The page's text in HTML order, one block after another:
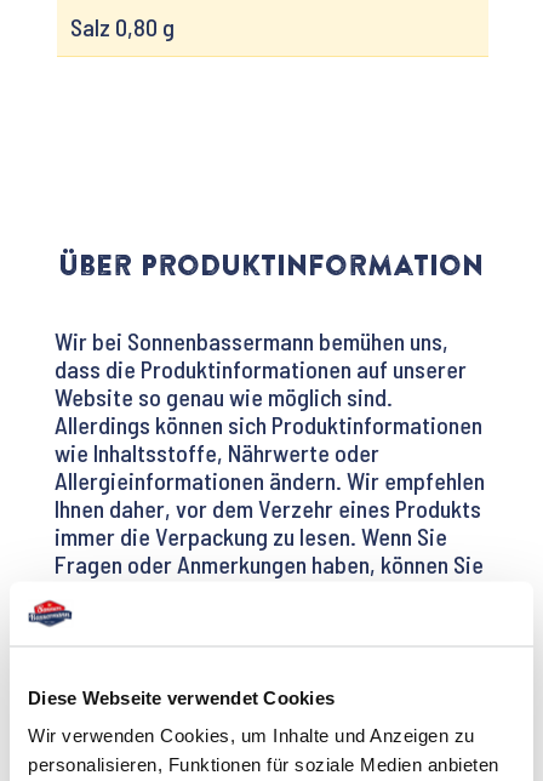
Diese Webseite verwendet Cookies
Wir verwenden Cookies, um Inhalte und Anzeigen zu
personalisieren, Funktionen für soziale Medien anbieten
Salz 0,80 g
Über Produktinformation
Wir bei Sonnenbassermann bemühen uns,
dass die Produktinformationen auf unserer
Website so genau wie möglich sind.
Allerdings können sich Produktinformationen
wie Inhaltsstoffe, Nährwerte oder
Allergieinformationen ändern. Wir empfehlen
Ihnen daher, vor dem Verzehr eines Produkts
immer die Verpackung zu lesen. Wenn Sie
Fragen oder Anmerkungen haben, können Sie
Verbraucherservice